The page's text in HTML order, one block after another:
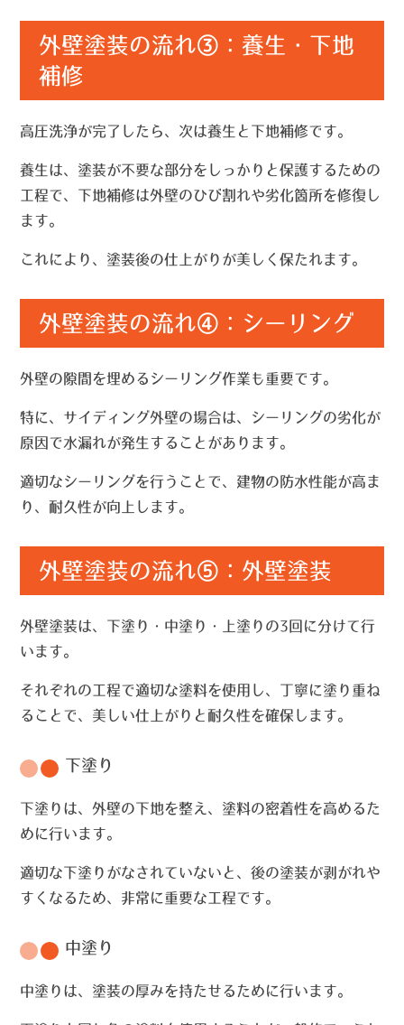
外壁塗装の流れ③：養生・下地
補修
高圧洗浄が完了したら、次は養生と下地補修です。
養生は、塗装が不要な部分をしっかりと保護するための
工程で、下地補修は外壁のひび割れや劣化箇所を修復し
ます。
これにより、塗装後の仕上がりが美しく保たれます。
外壁塗装の流れ④：シーリング
外壁の隙間を埋めるシーリング作業も重要です。
特に、サイディング外壁の場合は、シーリングの劣化が
原因で水漏れが発生することがあります。
適切なシーリングを行うことで、建物の防水性能が高ま
り、耐久性が向上します。
外壁塗装の流れ⑤：外壁塗装
外壁塗装は、下塗り・中塗り・上塗りの3回に分けて行
います。
それぞれの工程で適切な塗料を使用し、丁寧に塗り重ね
ることで、美しい仕上がりと耐久性を確保します。
下塗り
下塗りは、外壁の下地を整え、塗料の密着性を高めるた
めに行います。
適切な下塗りがなされていないと、後の塗装が剥がれや
すくなるため、非常に重要な工程です。
中塗り
中塗りは、塗装の厚みを持たせるために行います。